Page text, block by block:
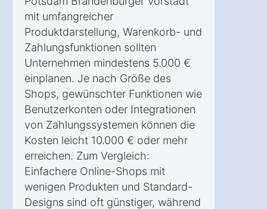
mit umfangreicher
Produktdarstellung, Warenkorb- und
Zahlungsfunktionen sollten
Unternehmen mindestens 5.000 €
einplanen. Je nach Größe des
Shops, gewünschter Funktionen wie
Benutzerkonten oder Integrationen
von Zahlungssystemen können die
Kosten leicht 10.000 € oder mehr
erreichen. Zum Vergleich:
Einfachere Online-Shops mit
wenigen Produkten und Standard-
Designs sind oft günstiger, während